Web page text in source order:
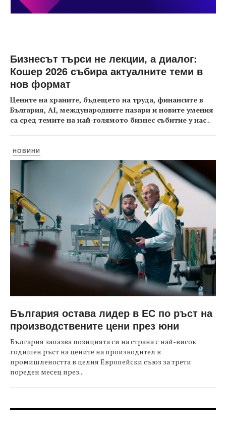
Бизнесът търси не лекции, а диалог:
Кошер 2026 събира актуалните теми в
нов формат
Цените на храните, бъдещето на труда, финансите в
България, AI, международните пазари и новите умения
са сред темите на най-голямото бизнес събитие у нас...
НОВИНИ
България остава лидер в ЕС по ръст на
производствените цени през юни
България запазва позицията си на страна с най-висок
годишен ръст на цените на производител в
промишлеността в целия Европейски съюз за трети
пореден месец през...